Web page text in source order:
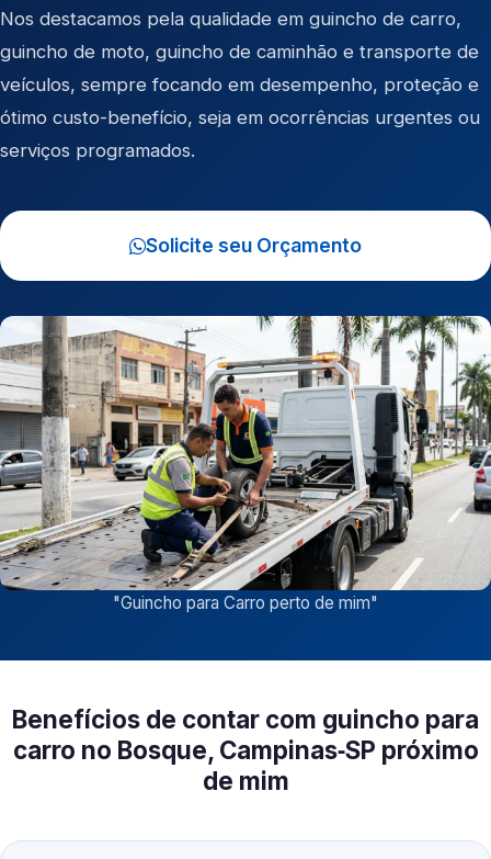
Nos destacamos pela qualidade em guincho de carro,
guincho de moto, guincho de caminhão e transporte de
veículos, sempre focando em desempenho, proteção e
ótimo custo-benefício, seja em ocorrências urgentes ou
serviços programados.
Solicite seu Orçamento
"Guincho para Carro perto de mim"
Benefícios de contar com guincho para
carro no Bosque, Campinas‑SP próximo
de mim